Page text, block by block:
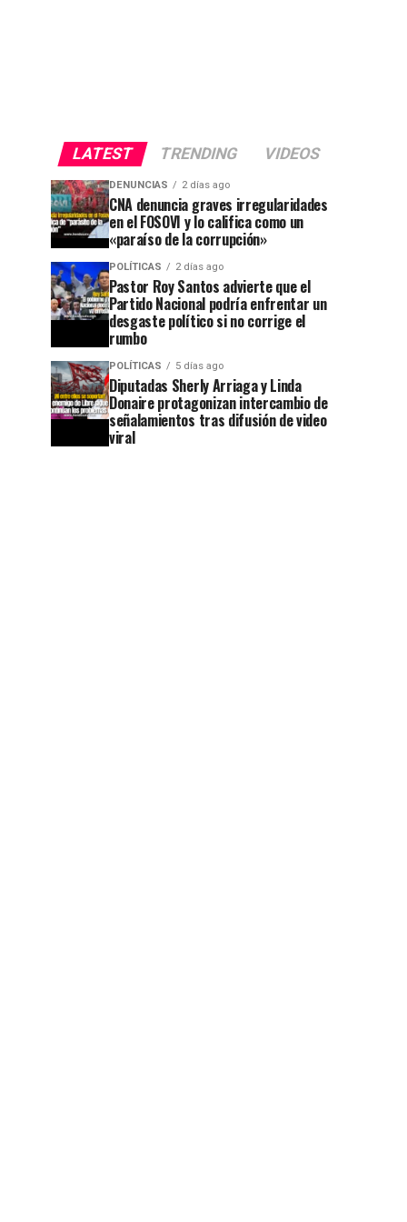
LATEST TRENDING VIDEOS
DENUNCIAS 2 días ago
CNA denuncia graves irregularidades
en el FOSOVI y lo califica como un
«paraíso de la corrupción»
POLÍTICAS 2 días ago
Pastor Roy Santos advierte que el
Partido Nacional podría enfrentar un
desgaste político si no corrige el
rumbo
POLÍTICAS 5 días ago
Diputadas Sherly Arriaga y Linda
Donaire protagonizan intercambio de
señalamientos tras difusión de video
viral